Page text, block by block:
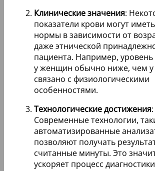
Клинические значения:
показатели крови могут
нормы в зависимости от
даже этнической
пациента. Например,
у женщин обычно ниже, чем
связано с физиологическими
особенностями.
Технологические достижения:
Современные технологии,
автоматизированные
позволяют получать
считанные минуты. Это
ускоряет процесс